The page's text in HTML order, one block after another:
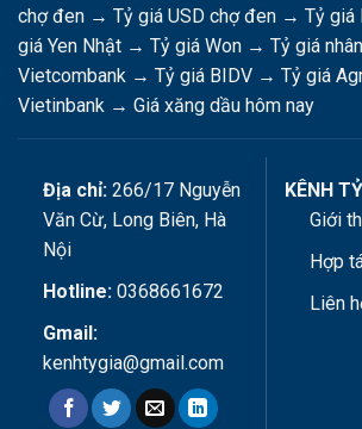
chợ đen → Tỷ giá USD chợ đen → Tỷ giá
giá Yen Nhật → Tỷ giá Won → Tỷ giá
Vietcombank → Tỷ giá BIDV → Tỷ giá
Vietinbank → Giá xăng dầu hôm nay
Địa chỉ:266/17 Nguyễn
Văn Cừ, Long Biên, Hà
Nội
Hotline:0368661672
Gmail:
kenhtygia@gmail.com
KÊNH
Giới
Hợp
Liên